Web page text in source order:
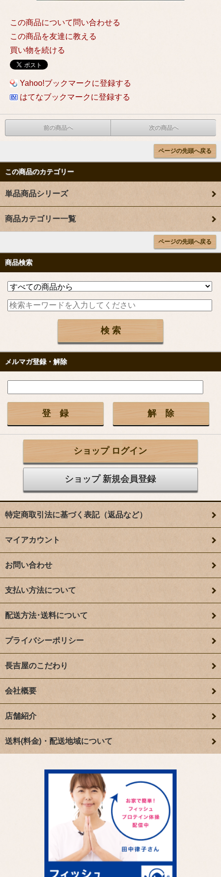
この商品について問い合わせる
この商品を友達に教える
買い物を続ける
Yahoo!ブックマークに登録する
はてなブックマークに登録する
前の商品へ 次の商品へ
ページの先頭へ戻る
この商品のカテゴリー
単品商品シリーズ
商品カテゴリー一覧
ページの先頭へ戻る
商品検索
メルマガ登録・解除
ショップ ログイン
ショップ 新規会員登録
特定商取引法に基づく表記（返品など）
マイアカウント
お問い合わせ
支払い方法について
配送方法･送料について
プライバシーポリシー
長吉屋のこだわり
会社概要
店舗紹介
送料(料金)・配送地域について